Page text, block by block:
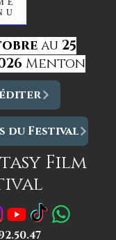
au 25
Menton
Film
du Festival